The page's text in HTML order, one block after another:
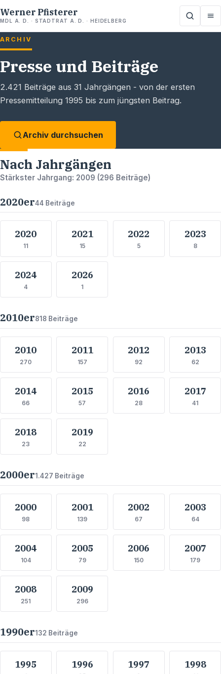
Werner Pfisterer
MDL A. D. · STADTRAT A. D. · HEIDELBERG
ARCHIV
Presse und Beiträge
2.421 Beiträge aus 31 Jahrgängen - von der ersten
Pressemitteilung 1995 bis zum jüngsten Beitrag.
Archiv durchsuchen
Nach Jahrgängen
Stärkster Jahrgang: 2009 (296 Beiträge)
2020er44 Beiträge
2020
11
2021
15
2022
5
2023
8
2024
4
2026
1
2010er818 Beiträge
2010
270
2011
157
2012
92
2013
62
2014
66
2015
57
2016
28
2017
41
2018
23
2019
22
2000er1.427 Beiträge
2000
98
2001
139
2002
67
2003
64
2004
104
2005
79
2006
150
2007
179
2008
251
2009
296
1990er132 Beiträge
1995 1996 1997 1998